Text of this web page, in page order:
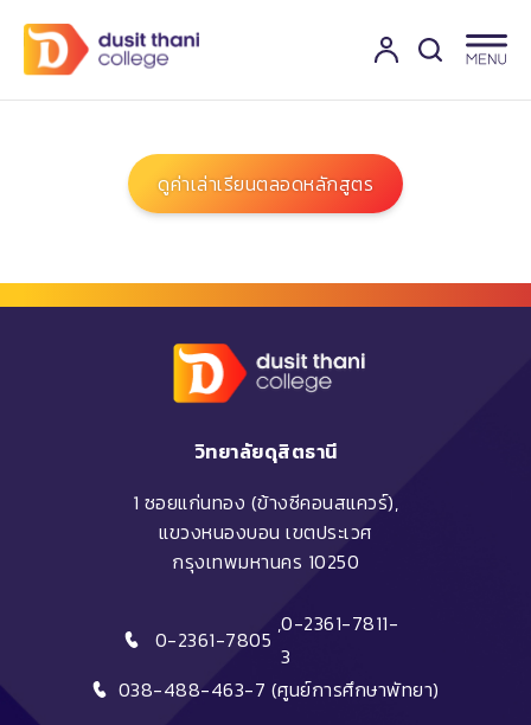
ดูค่าเล่าเรียนตลอดหลักสูตร
วิทยาลัยดุสิตธานี
1 ซอยแก่นทอง (ข้างซีคอนสแควร์),
แขวงหนองบอน เขตประเวศ
กรุงเทพมหานคร 10250
0-2361-7805
,0-2361-7811-
3
038-488-463-7 (ศูนย์การศึกษาพัทยา)